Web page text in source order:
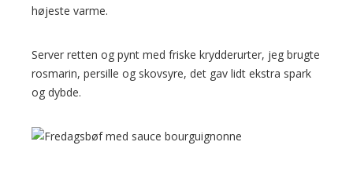
højeste varme.
Server retten og pynt med friske krydderurter, jeg brugte
rosmarin, persille og skovsyre, det gav lidt ekstra spark
og dybde.